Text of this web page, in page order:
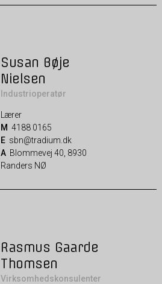
Susan Bøje
Nielsen
Industrioperatør
Lærer
M 4188 0165
E sbn@tradium.dk
ABlommevej 40, 8930
Randers NØ
Rasmus Gaarde
Thomsen
Virksomhedskonsulenter